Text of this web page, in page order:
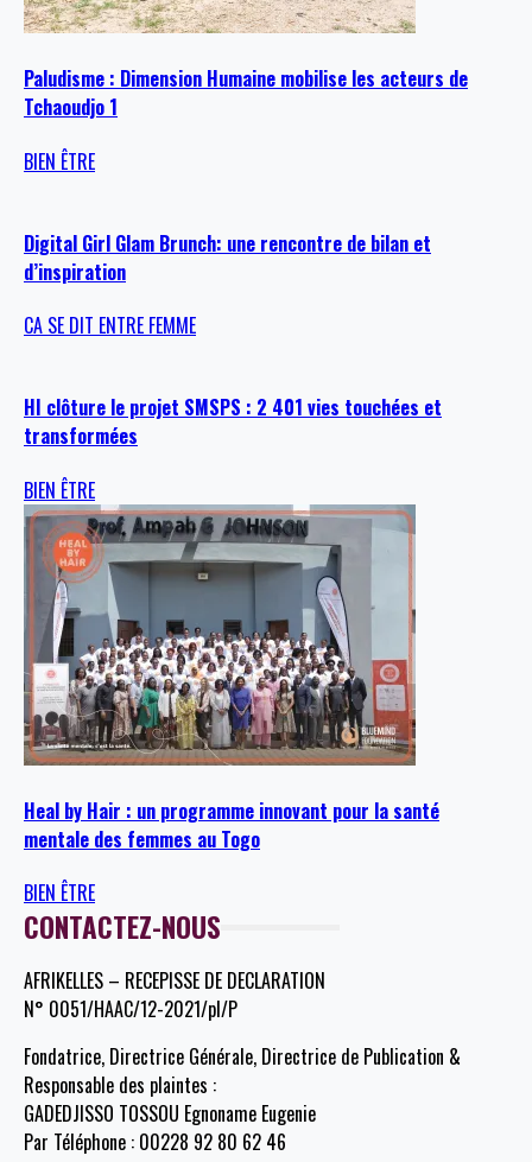
Paludisme : Dimension Humaine mobilise les acteurs de
Tchaoudjo 1
BIEN ÊTRE
Digital Girl Glam Brunch: une rencontre de bilan et
d’inspiration
CA SE DIT ENTRE FEMME
HI clôture le projet SMSPS : 2 401 vies touchées et
transformées
BIEN ÊTRE
Heal by Hair : un programme innovant pour la santé
mentale des femmes au Togo
BIEN ÊTRE
CONTACTEZ-NOUS
AFRIKELLES – RECEPISSE DE DECLARATION
N° 0051/HAAC/12-2021/pl/P
Fondatrice, Directrice Générale, Directrice de Publication &
Responsable des plaintes :
GADEDJISSO TOSSOU Egnoname Eugenie
Par Téléphone : 00228 92 80 62 46